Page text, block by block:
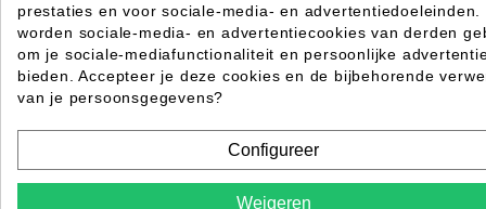
prestaties en voor sociale-media- en advertentiedoeleinden.
worden sociale-media- en advertentiecookies van derden
om je sociale-mediafunctionaliteit en persoonlijke
bieden. Accepteer je deze cookies en de bijbehorende
van je persoonsgegevens?
Configureer
Weigeren